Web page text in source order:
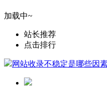
加载中~
站长推荐
点击排行
网站收录不稳定是哪些因